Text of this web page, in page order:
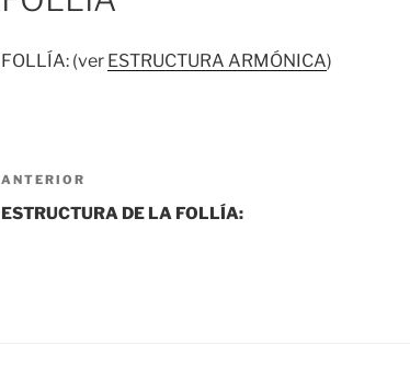
FOLLÍA: (ver ESTRUCTURA ARMÓNICA)
Navegación
de
Entrada
anterior:
ANTERIOR
ESTRUCTURA DE LA FOLLÍA: